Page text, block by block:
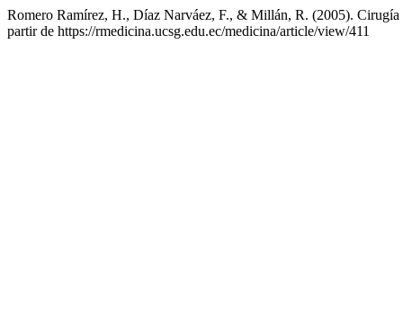
Romero Ramírez, H., Díaz Narváez, F., & Millán, R. (2005). Cirugía
partir de https://rmedicina.ucsg.edu.ec/medicina/article/view/411